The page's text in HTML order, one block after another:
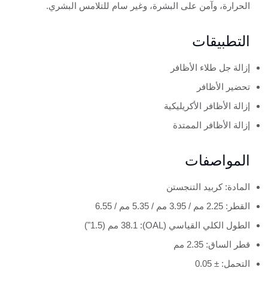
الحرارة، وآمن على البشرة، وغير سام للتلامس البشري.
التطبيقات
إزالة جل طلاء الأظافر
تحضير الأظافر
إزالة الأظافر الأكريليكية
إزالة الأظافر الممتدة
المواصفات
المادة: كربيد التنجستن
القطر: 2.25 مم / 3.95 مم / 5.35 مم / 6.55
الطول الكلي القياسي (OAL): 38.1 مم (1.5")
قطر الساق: 2.35 مم
التحمل: ± 0.05